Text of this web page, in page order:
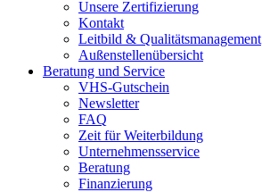
Unsere Zertifizierung
Kontakt
Leitbild & Qualitätsmanagement
Außenstellenübersicht
Beratung und Service
VHS-Gutschein
Newsletter
FAQ
Zeit für Weiterbildung
Unternehmensservice
Beratung
Finanzierung